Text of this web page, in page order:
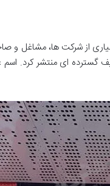
از شرکت ها، مشاغل و
گسترده ای منتشر کرد.